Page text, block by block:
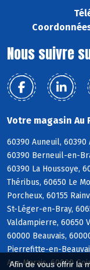
Afin de vous offrir la
Nous suivre
Votre magasin Au
60390 Auneuil,
60390 Berneuil-en-
60390 La Houssoye,
Théribus, 60650 Le
Porcheux, 60155
St-Léger-en-Bray,
Valdampierre, 60650
60000 Beauvais,
Pierrefitte-en-
Aux Marais, 60000